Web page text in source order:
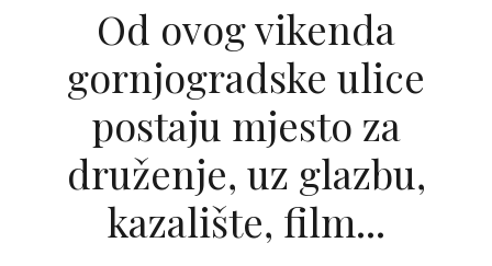
Od ovog vikenda
gornjogradske ulice
postaju mjesto za
druženje, uz glazbu,
kazalište, film...